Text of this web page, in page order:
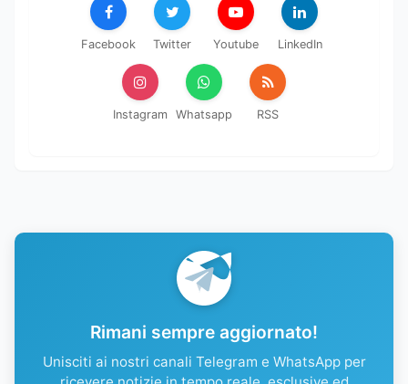
Facebook Twitter Youtube LinkedIn
Instagram Whatsapp RSS
Rimani sempre aggiornato!
Unisciti ai nostri canali Telegram e WhatsApp per